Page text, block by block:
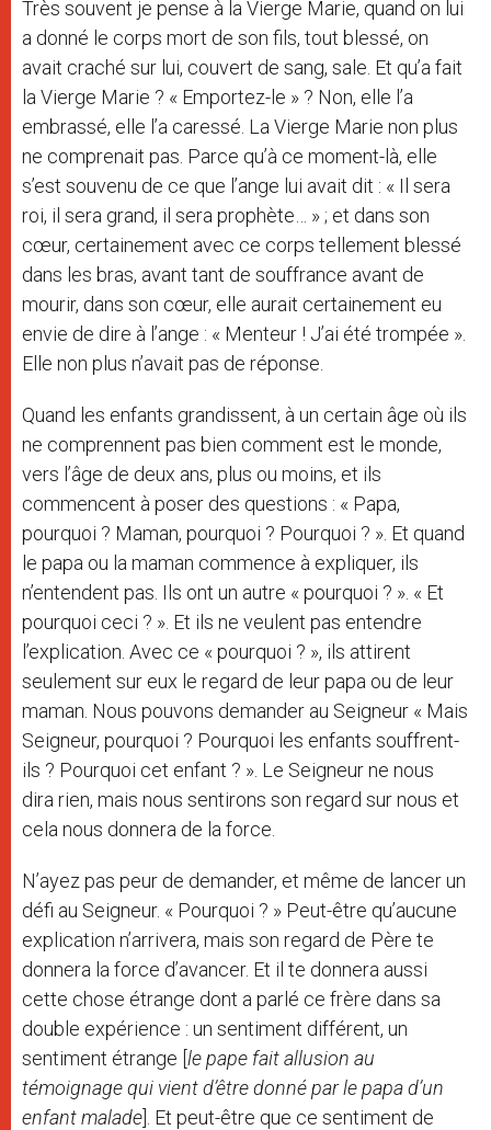
Très souvent je pense à la Vierge Marie, quand on lui
a donné le corps mort de son fils, tout blessé, on
avait craché sur lui, couvert de sang, sale. Et qu’a fait
la Vierge Marie ? « Emportez-le » ? Non, elle l’a
embrassé, elle l’a caressé. La Vierge Marie non plus
ne comprenait pas. Parce qu’à ce moment-là, elle
s’est souvenu de ce que l’ange lui avait dit : « Il sera
roi, il sera grand, il sera prophète… » ; et dans son
cœur, certainement avec ce corps tellement blessé
dans les bras, avant tant de souffrance avant de
mourir, dans son cœur, elle aurait certainement eu
envie de dire à l’ange : « Menteur ! J’ai été trompée ».
Elle non plus n’avait pas de réponse.
Quand les enfants grandissent, à un certain âge où ils
ne comprennent pas bien comment est le monde,
vers l’âge de deux ans, plus ou moins, et ils
commencent à poser des questions : « Papa,
pourquoi ? Maman, pourquoi ? Pourquoi ? ». Et quand
le papa ou la maman commence à expliquer, ils
n’entendent pas. Ils ont un autre « pourquoi ? ». « Et
pourquoi ceci ? ». Et ils ne veulent pas entendre
l’explication. Avec ce « pourquoi ? », ils attirent
seulement sur eux le regard de leur papa ou de leur
maman. Nous pouvons demander au Seigneur « Mais
Seigneur, pourquoi ? Pourquoi les enfants souffrent-
ils ? Pourquoi cet enfant ? ». Le Seigneur ne nous
dira rien, mais nous sentirons son regard sur nous et
cela nous donnera de la force.
N’ayez pas peur de demander, et même de lancer un
défi au Seigneur. « Pourquoi ? » Peut-être qu’aucune
explication n’arrivera, mais son regard de Père te
donnera la force d’avancer. Et il te donnera aussi
cette chose étrange dont a parlé ce frère dans sa
double expérience : un sentiment différent, un
sentiment étrange [le pape fait allusion au
témoignage qui vient d’être donné par le papa d’un
enfant malade]. Et peut-être que ce sentiment de